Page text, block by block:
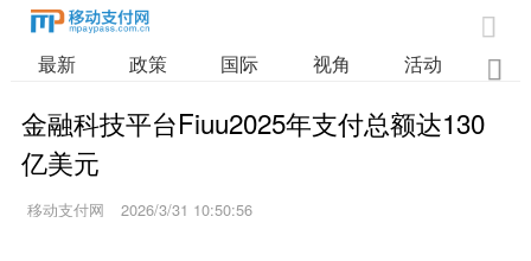

最新 政策 国际 视角 活动 业

金融科技平台Fiuu2025年支付总额达130
亿美元
移动支付网 2026/3/31 10:50:56